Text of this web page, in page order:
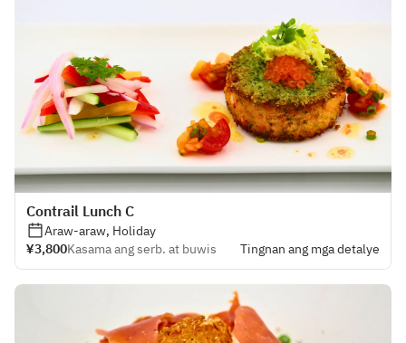
Contrail Lunch C
Araw-araw, Holiday
¥3,800Kasama ang serb. at buwis Tingnan ang mga detalye